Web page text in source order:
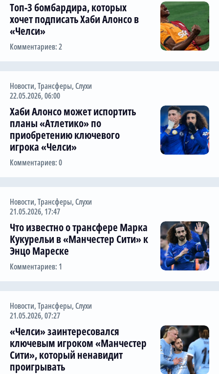
Топ-3 бомбардира, которых
хочет подписать Хаби Алонсо в
«Челси»
Комментариев: 2
Новости,Трансферы,Слухи
22.05.2026, 06:00
Хаби Алонсо может испортить
планы «Атлетико» по
приобретению ключевого
игрока «Челси»
Комментариев: 0
Новости,Трансферы,Слухи
21.05.2026, 17:47
Что известно о трансфере Марка
Кукурельи в «Манчестер Сити» к
Энцо Мареске
Комментариев: 1
Новости,Трансферы,Слухи
21.05.2026, 07:27
«Челси» заинтересовался
ключевым игроком «Манчестер
Сити», который ненавидит
проигрывать